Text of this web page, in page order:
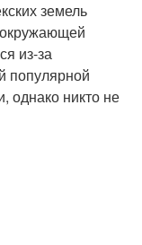
земель
из-за
популярной
однако никто не